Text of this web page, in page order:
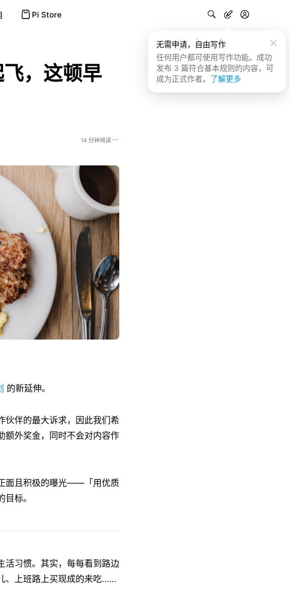
Pi Store
无需申请，自由写作
任何用户都可使用写作功能。成功
发布 3 篇符合基本规则的内容，可
成为正式作者。 了解更多
，这顿早
14 分钟阅读
的新延伸。
伙伴的最大诉求，因此我们希
额外奖金，同时不会对内容作
面且积极的曝光——「用优质
标。
活习惯。其实，每每看到路边
、上班路上买现成的来吃……